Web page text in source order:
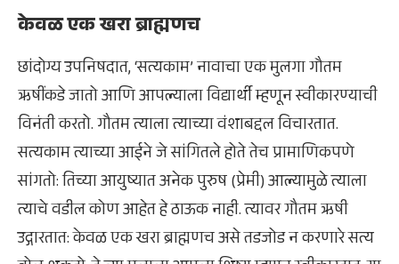
केवळ एक खरा ब्राह्मणच
छांदोग्य उपनिषदात, ‘सत्यकाम’ नावाचा एक मुलगा गौतम
ऋषींकडे जातो आणि आपल्याला विद्यार्थी म्हणून स्वीकारण्याची
विनंती करतो. गौतम त्याला त्याच्या वंशाबद्दल विचारतात.
सत्यकाम त्याच्या आईने जे सांगितले होते तेच प्रामाणिकपणे
सांगतो: तिच्या आयुष्यात अनेक पुरुष (प्रेमी) आल्यामुळे त्याला
त्याचे वडील कोण आहेत हे ठाऊक नाही. त्यावर गौतम ऋषी
उद्गारतात: केवळ एक खरा ब्राह्मणच असे तडजोड न करणारे सत्य